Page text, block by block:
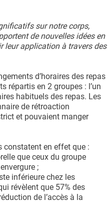
sur notre corps,
de nouvelles idées en
leur application à travers des
d’horaires des repas
répartis en 2 groupes : l’un
habituels des repas. Les
de rétroaction
et pouvaient manger
constatent en effet que :
que ceux du groupe
;
inférieure chez les
révèlent que 57% des
de l’accès à la